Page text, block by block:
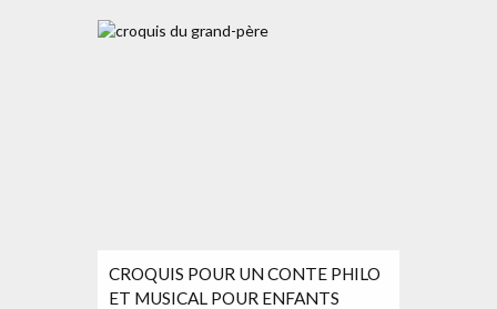
CROQUIS POUR UN CONTE PHILO
ET MUSICAL POUR ENFANTS